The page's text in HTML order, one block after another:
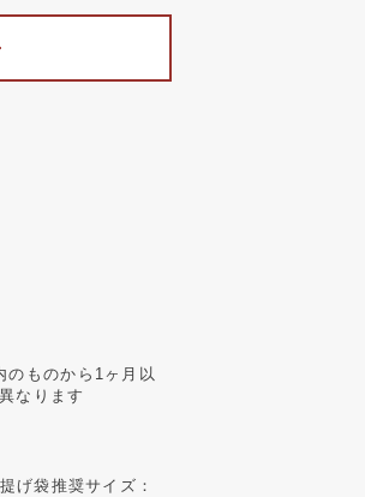
のものから1ヶ月以
なります
げ袋推奨サイズ：